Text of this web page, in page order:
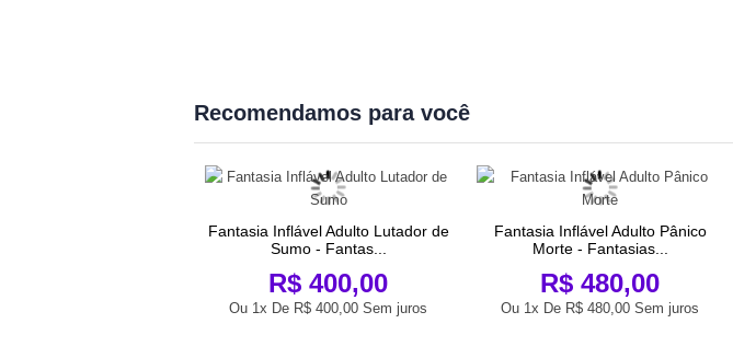
Recomendamos para você
Fantasia Inflável Adulto Lutador de
Sumo - Fantas...
R$ 400,00
Ou 1x De R$ 400,00 Sem juros
Fantasia Inflável Adulto Pânico
Morte - Fantasias...
R$ 480,00
Ou 1x De R$ 480,00 Sem juros